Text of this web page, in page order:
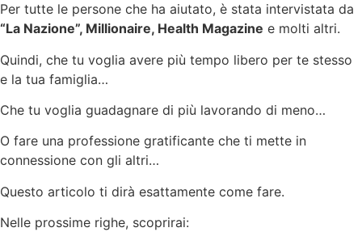
Per tutte le persone che ha aiutato, è stata intervistata da
“La Nazione”, Millionaire, Health Magazine e molti altri.
Quindi, che tu voglia avere più tempo libero per te stesso
e la tua famiglia…
Che tu voglia guadagnare di più lavorando di meno…
O fare una professione gratificante che ti mette in
connessione con gli altri…
Questo articolo ti dirà esattamente come fare.
Nelle prossime righe, scoprirai: